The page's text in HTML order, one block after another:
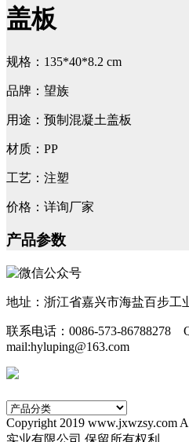
盖板
规格：135*40*8.2 cm
品牌：望族
用途：预制混凝土盖板
材质：PP
工艺：注塑
价格：详询厂家
产品参数
地址：浙江省嘉兴市海盐百步工
联系电话：0086-573-86788278
mail:hyluping@163.com
Copyright 2019 www.jxwzsy.com